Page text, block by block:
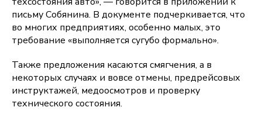
письму Собянина. В документе подчеркивается, что
во многих предприятиях, особенно малых, это
требование «выполняется сугубо формально».
Также предложения касаются смягчения, а в
некоторых случаях и вовсе отмены, предрейсовых
инструктажей, медоосмотров и проверку
технического состояния.